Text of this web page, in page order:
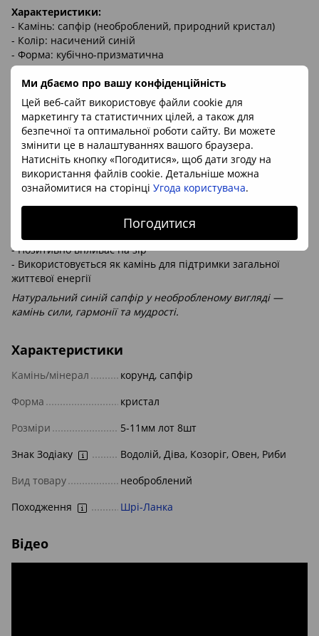
Ми дбаємо про вашу конфіденційність
Цей веб-сайт використовує файли cookie для
маркетингу та статистичних цілей, а також для
безпечної та оптимальної роботи сайту. Ви можете
змінити це в налаштуваннях вашого браузера.
Натисніть кнопку «Погодитися», щоб дати згоду на
використання файлів cookie. Детальніше можна
ознайомитися на сторінці Угода користувача.
Погодитися
Характеристики:
- Камінь: сапфір (необроблений, природний кристал)
- Колір: насичений синій
- Форма: кубічно-призматична
- Поверхня: шорстка, матова
- Прозорість: напівпрозорий
- Походження: природне
Метафізичні властивості:
- Символ мудрості, духовної сили та внутрішньої гармонії
- Допомагає зосередитися, розвиває інтуїцію
- Захищає від негативних впливів та енергетичного
виснаження
- Вважається каменем щирості та вірності
Лікувальні властивості (літотерапія):
- Сприяє нормалізації роботи нервової системи
- Допомагає при безсонні та стресах
- Позитивно впливає на зір
- Використовується як камінь для підтримки загальної
життєвої енергії
Натуральний синій сапфір у необробленому вигляді —
камінь сили, гармонії та мудрості.
Характеристики
Камінь/мінерал
корунд, сапфір
Форма
кристал
Розміри
5-11мм лот 8шт
Знак Зодіаку
Водолій, Діва, Козоріг, Овен, Риби
Вид товару
необроблений
Походження
Шрі-Ланка
Відео